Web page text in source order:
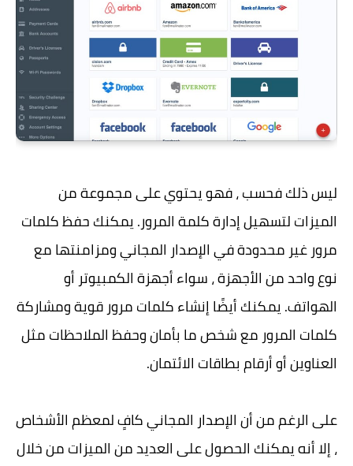
ليس ذلك فحسب ، فهو يحتوي على مجموعة من
الميزات لتسهيل إدارة كلمة المرور. يمكنك حفظ كلمات
مرور غير محدودة في الإصدار المجاني ومزامنتها مع
نوع واحد من الأجهزة ، سواء أجهزة الكمبيوتر أو
الهواتف. يمكنك أيضًا إنشاء كلمات مرور قوية ومشاركة
كلمات المرور مع شخص ما بأمان وحفظ الملاحظات مثل
العناوين أو أرقام بطاقات الائتمان.
على الرغم من أن الإصدار المجاني كافٍ لمعظم الأشخاص
، إلا أنه يمكنك الحصول على العديد من الميزات من خلال